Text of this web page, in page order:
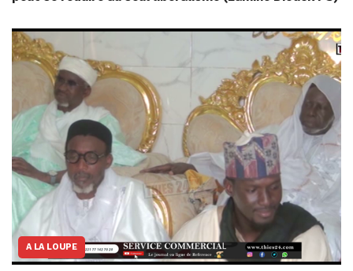
A LA LOUPE